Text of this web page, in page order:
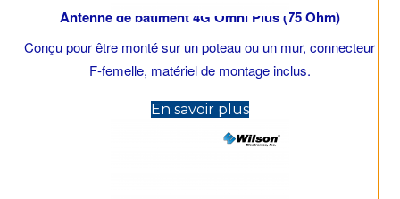
Antenne de bâtiment 4G Omni Plus (75 Ohm)
Conçu pour être monté sur un poteau ou un mur, connecteur
F-femelle, matériel de montage inclus.
En savoir plus(opens in new tab)